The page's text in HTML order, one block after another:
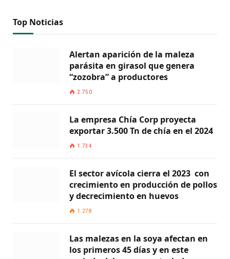
Top Noticias
Alertan aparición de la maleza
parásita en girasol que genera
“zozobra” a productores
2.750
La empresa Chía Corp proyecta
exportar 3.500 Tn de chía en el 2024
1.734
El sector avícola cierra el 2023 con
crecimiento en producción de pollos
y decrecimiento en huevos
1.278
Las malezas en la soya afectan en
los primeros 45 días y en este